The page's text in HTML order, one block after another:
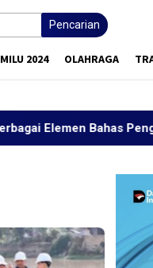
Pencarian
2024 OLAHRAGA
Bahas Penguatan